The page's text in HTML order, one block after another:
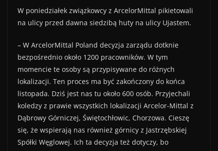
W poniedziałek związkowcy z ArcelorMittal pikietowali
na ulicy przed dawna siedzibą huty na ulicy Ujastem.
– W ArcelorMittal Poland decyzja zarządu dotknie
bezpośrednio około 1200 pracowników. W tym
momencie te osoby są przypisywane do różnych
lokalizacji. Ten proces ma być zakończony do końca
listopada. Dziś jest nas tu około 600 osób. Przyjechali
koledzy z prawie wszystkich lokalizacji Arcelor-Mittal z
Dąbrowy Górniczej, Świętochłowic, Chorzowa. Cieszę
się, że wspierają nas również górnicy z Jastrzębskiej
Spółki Węglowej. Ich ta decyzja też dotyczy, bo